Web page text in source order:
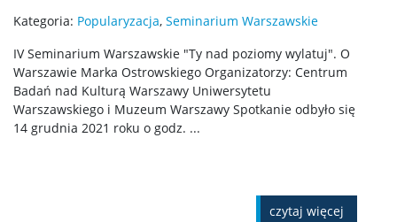
Kategoria: Popularyzacja, Seminarium Warszawskie
IV Seminarium Warszawskie "Ty nad poziomy wylatuj". O
Warszawie Marka Ostrowskiego Organizatorzy: Centrum
Badań nad Kulturą Warszawy Uniwersytetu
Warszawskiego i Muzeum Warszawy Spotkanie odbyło się
14 grudnia 2021 roku o godz. ...
czytaj więcej